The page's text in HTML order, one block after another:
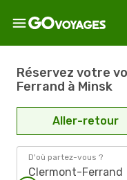
Réservez votre
Ferrand à Minsk
Aller-retour
D'où partez-vous ?
Clermont-Ferrand